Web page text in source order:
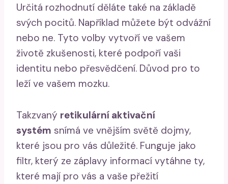
Určitá rozhodnutí děláte také na základě
svých pocitů. Například můžete být odvážní
nebo ne. Tyto volby vytvoří ve vašem
životě zkušenosti, které podpoří vaši
identitu nebo přesvědčení. Důvod pro to
leží ve vašem mozku.
Takzvaný retikulární aktivační
systém snímá ve vnějším světě dojmy,
které jsou pro vás důležité. Funguje jako
filtr, který ze záplavy informací vytáhne ty,
které mají pro vás a vaše přežití